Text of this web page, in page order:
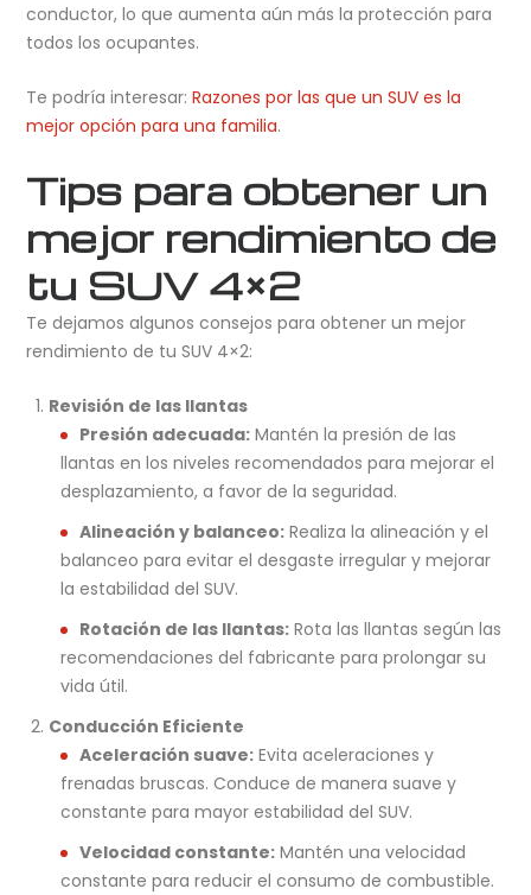
conductor, lo que aumenta aún más la protección para
todos los ocupantes.
Te podría interesar:Razones por las que un SUV es la
mejor opción para una familia.
Tips para obtener un
mejor rendimiento de
tu SUV 4×2
Te dejamos algunos consejos para obtener un mejor
rendimiento de tu SUV 4×2:
Revisión de las llantas
Presión adecuada:Mantén la presión de las
llantas en los niveles recomendados para mejorar el
desplazamiento, a favor de la seguridad.
Alineación y balanceo:Realiza la alineación y el
balanceo para evitar el desgaste irregular y mejorar
la estabilidad del SUV.
Rotación de las llantas:Rota las llantas según las
recomendaciones del fabricante para prolongar su
vida útil.
Conducción Eficiente
Aceleración suave:Evita aceleraciones y
frenadas bruscas. Conduce de manera suave y
constante para mayor estabilidad del SUV.
Velocidad constante:Mantén una velocidad
constante para reducir el consumo de combustible.